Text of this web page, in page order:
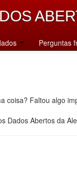
Perguntas
coisa? Faltou algo
Dados Abertos da